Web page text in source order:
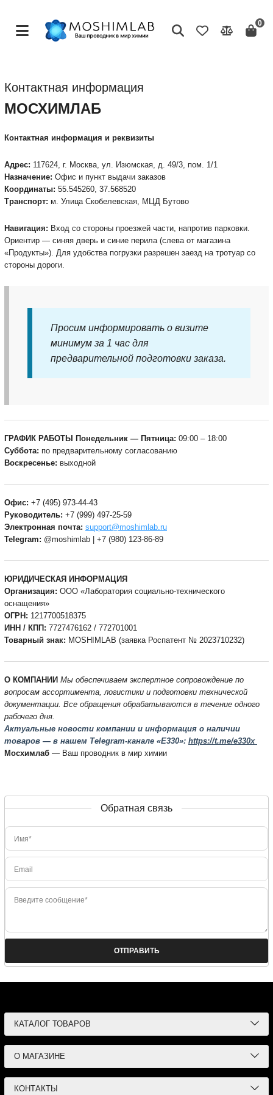
0
Контактная информация
МОСХИМЛАБ
Контактная информация и реквизиты
Адрес: 117624, г. Москва, ул. Изюмская, д. 49/3, пом. 1/1
Назначение: Офис и пункт выдачи заказов
Координаты: 55.545260, 37.568520
Транспорт: м. Улица Скобелевская, МЦД Бутово
Навигация: Вход со стороны проезжей части, напротив парковки.
Ориентир — синяя дверь и синие перила (слева от магазина
«Продукты»). Для удобства погрузки разрешен заезд на тротуар со
стороны дороги.
Просим информировать о визите
минимум за 1 час для
предварительной подготовки заказа.
ГРАФИК РАБОТЫ Понедельник — Пятница: 09:00 – 18:00
Суббота: по предварительному согласованию
Воскресенье: выходной
Офис: +7 (495) 973-44-43
Руководитель: +7 (999) 497-25-59
Электронная почта: support@moshimlab.ru
Telegram: @moshimlab | +7 (980) 123-86-89
ЮРИДИЧЕСКАЯ ИНФОРМАЦИЯ
Организация: ООО «Лаборатория социально-технического
оснащения»
ОГРН: 1217700518375
ИНН / КПП: 7727476162 / 772701001
Товарный знак: MOSHIMLAB (заявка Роспатент № 2023710232)
О КОМПАНИИ Мы обеспечиваем экспертное сопровождение по
вопросам ассортимента, логистики и подготовки технической
документации. Все обращения обрабатываются в течение одного
рабочего дня.
Актуальные новости компании и информация о наличии
товаров — в нашем Telegram-канале «E330»: https://t.me/e330x
Мосхимлаб — Ваш проводник в мир химии
Обратная связь
Имя*
Email
Введите сообщение*
ОТПРАВИТЬ
Чечёрский проезд, 8 — Мосхимлаб
КАТАЛОГ ТОВАРОВ
О МАГАЗИНЕ
КОНТАКТЫ